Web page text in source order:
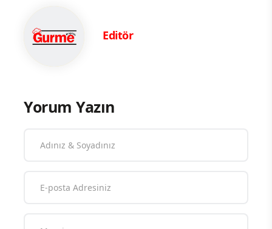
Editör
Yorum Yazın